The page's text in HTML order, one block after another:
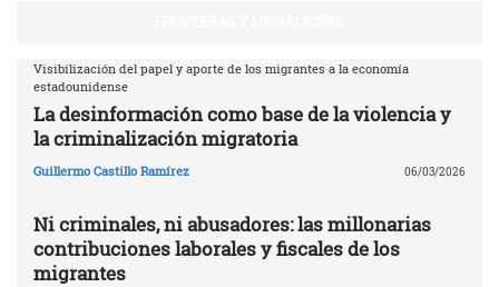
Visibilización del papel y aporte de los migrantes a la economía
estadounidense
La desinformación como base de la violencia y
la criminalización migratoria
Guillermo Castillo Ramírez 06/03/2026
Ni criminales, ni abusadores: las millonarias
contribuciones laborales y fiscales de los
migrantes